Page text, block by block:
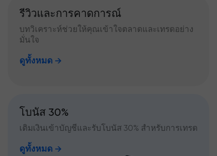
รีวิวและการคาดการณ์
บทวิเคราะห์ช่วยให้คุณเข้าใจตลาดและเทรดอย่าง
มั่นใจ
ดูทั้งหมด
โบนัส 30%
เติมเงินเข้าบัญชีและรับโบนัส 30% สำหรับการเทรด
ดูทั้งหมด